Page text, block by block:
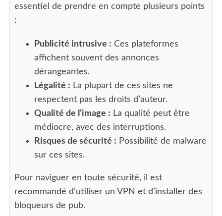
essentiel de prendre en compte plusieurs points
:
Publicité intrusive : Ces plateformes
affichent souvent des annonces
dérangeantes.
Légalité : La plupart de ces sites ne
respectent pas les droits d’auteur.
Qualité de l’image : La qualité peut être
médiocre, avec des interruptions.
Risques de sécurité : Possibilité de malware
sur ces sites.
Pour naviguer en toute sécurité, il est
recommandé d’utiliser un VPN et d’installer des
bloqueurs de pub.